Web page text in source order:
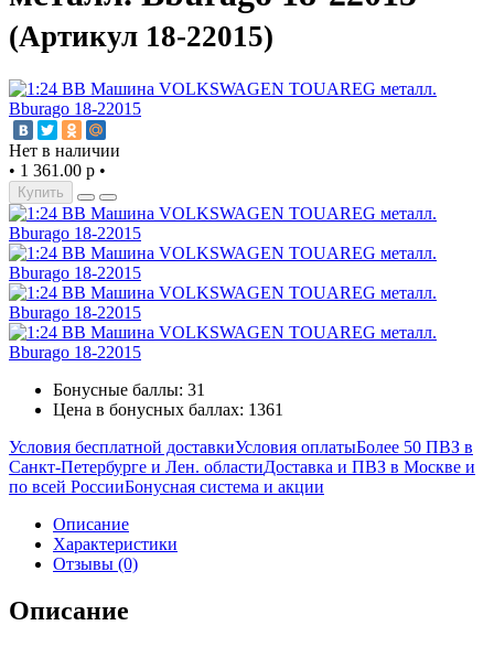
(Артикул 18-22015)
Нет в наличии
• 1 361.00 р •
Купить
Бонусные баллы: 31
Цена в бонусных баллах: 1361
Условия бесплатной доставкиУсловия оплатыБолее 50 ПВЗ в
Санкт-Петербурге и Лен. областиДоставка и ПВЗ в Москве и
по всей РоссииБонусная система и акции
Описание
Характеристики
Отзывы (0)
Описание